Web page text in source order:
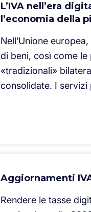
L’IVA nell’era
l’economia della
Nell’Unione
di beni, così come
«tradizionali»
consolidate. I
Aggiornamenti
Rendere le tasse